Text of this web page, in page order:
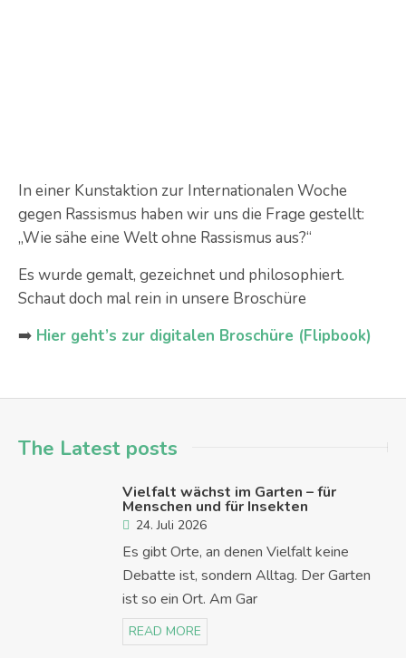
In einer Kunstaktion zur Internationalen Woche
gegen Rassismus haben wir uns die Frage gestellt:
„Wie sähe eine Welt ohne Rassismus aus?“
Es wurde gemalt, gezeichnet und philosophiert.
Schaut doch mal rein in unsere Broschüre
➡️ Hier geht’s zur digitalen Broschüre (Flipbook)
The Latest posts
Vielfalt wächst im Garten – für
Menschen und für Insekten
24. Juli 2026
Es gibt Orte, an denen Vielfalt keine
Debatte ist, sondern Alltag. Der Garten
ist so ein Ort. Am Gar
READ MORE